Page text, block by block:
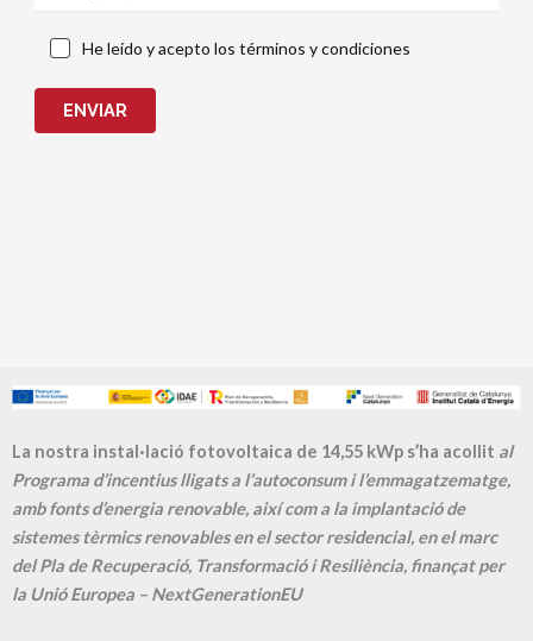
He leído y acepto los términos y condiciones
ENVIAR
La nostra instal·lació fotovoltaica de 14,55 kWp s’ha acollit al
Programa d’incentius lligats a l’autoconsum i l’emmagatzematge,
amb fonts d’energia renovable, així com a la implantació de
sistemes tèrmics renovables en el sector residencial, en el marc
del Pla de Recuperació, Transformació i Resiliència, finançat per
la Unió Europea – NextGenerationEU